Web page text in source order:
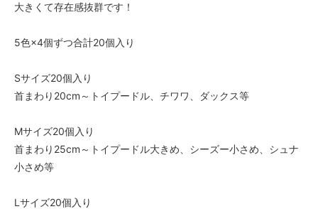
大きくて存在感抜群です！
5色×4個ずつ合計20個入り
Sサイズ20個入り
首まわり20cm～トイプードル、チワワ、ダックス等
Mサイズ20個入り
首まわり25cm～トイプードル大きめ、シーズー小さめ、シュナ
小さめ等
Lサイズ20個入り